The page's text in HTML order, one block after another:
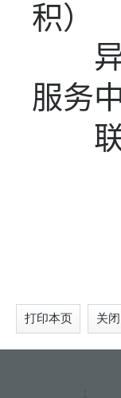
积）
异
服务
联
打印本页 关